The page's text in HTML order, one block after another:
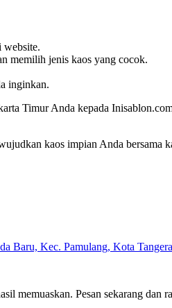
website.
memilih jenis kaos yang cocok.
inginkan.
Timur Anda kepada
kaos impian Anda bersama
Baru, Kec. Pamulang, Kota
memuaskan. Pesan sekarang dan